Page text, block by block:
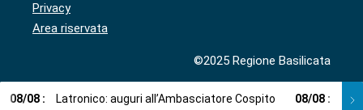
Privacy
Area riservata
©2025 Regione Basilicata
08/08 : Latronico: auguri all’Ambasciatore Cospito 08/08 :